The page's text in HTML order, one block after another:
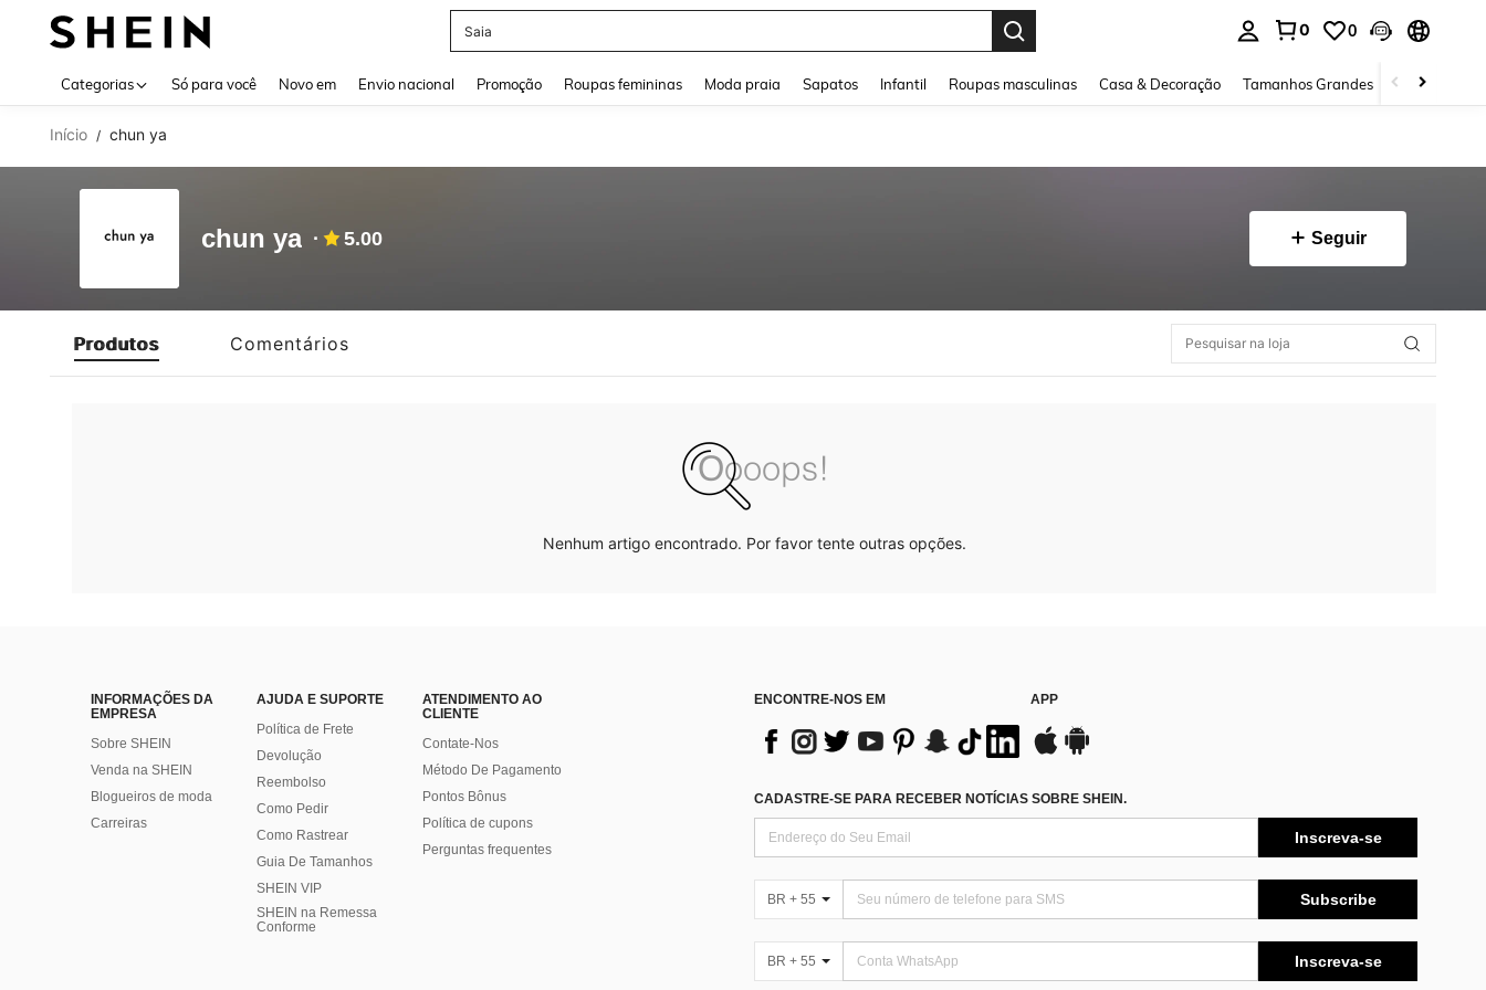
Saia
0 0
Categorias Só para você Novo em Envio nacional Promoção Roupas femininas Moda praia Sapatos Infantil Roupas masculinas Casa & Decoração Tamanhos Grandes Joias e
Início / chun ya
chun ya 5.00 Seguir
Produtos Comentários
Nenhum artigo encontrado. Por favor tente outras opções.
INFORMAÇÕES DA
EMPRESA
Sobre SHEIN
Venda na SHEIN
Blogueiros de moda
Carreiras
AJUDA E SUPORTE
Política de Frete
Devolução
Reembolso
Como Pedir
Como Rastrear
Guia De Tamanhos
SHEIN VIP
SHEIN na Remessa
Conforme
ATENDIMENTO AO
CLIENTE
Contate-Nos
Método De Pagamento
Pontos Bônus
Política de cupons
Perguntas frequentes
ENCONTRE-NOS EM APP
CADASTRE-SE PARA RECEBER NOTÍCIAS SOBRE SHEIN.
Inscreva-se
BR + 55 Subscribe
BR + 55 Inscreva-se